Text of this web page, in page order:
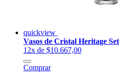
quickview
Vasos de Cristal Heritage
12x de $10.667,00
Comprar